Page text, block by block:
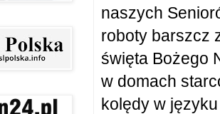
naszych
roboty barszcz
święta Bożego
w domach
kolędy w